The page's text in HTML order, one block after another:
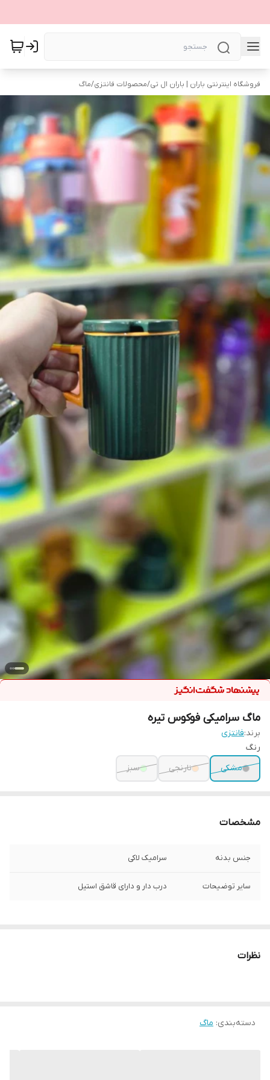
فروشگاه اینترنتی باران | باران ال تی/محصولات فانتزی/ماگ
ماگ سرامیکی فوکوس تیره
برند:فانتزی
رنگ
مشکی
نارنجی سبز
مشخصات
جنس بدنه سرامیک لاکی
سایر توضیحات درب دار و دارای قاشق استیل
نظرات
دسته‌بندی: ماگ